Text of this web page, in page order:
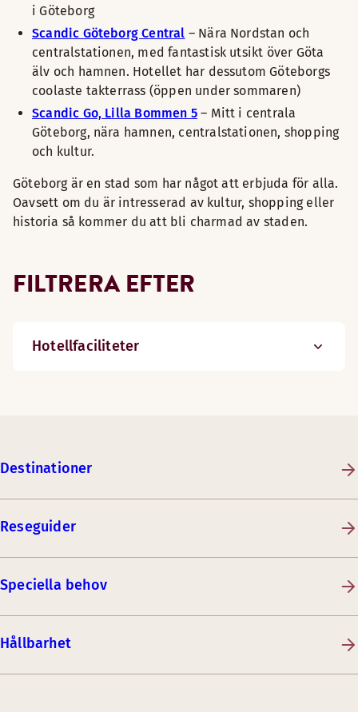
i Göteborg
Scandic Göteborg Central – Nära Nordstan och
centralstationen, med fantastisk utsikt över Göta
älv och hamnen. Hotellet har dessutom Göteborgs
coolaste takterrass (öppen under sommaren)
Scandic Go, Lilla Bommen 5– Mitt i centrala
Göteborg, nära hamnen, centralstationen, shopping
och kultur.
Göteborg är en stad som har något att erbjuda för alla.
Oavsett om du är intresserad av kultur, shopping eller
historia så kommer du att bli charmad av staden.
FILTRERA EFTER
Hotellfaciliteter
Destinationer
Reseguider
Speciella behov
Hållbarhet